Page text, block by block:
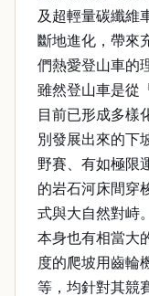
及超輕量碳纖維
斷地進化，帶來
們熱愛登山車的
雖然登山車是從
目前已形成多樣
別發展出來的下
野賽、有如極限
的岩石河床間穿
式與大自然對峙
本身也有相當大
度的爬坡用齒輪
等，均針對其競